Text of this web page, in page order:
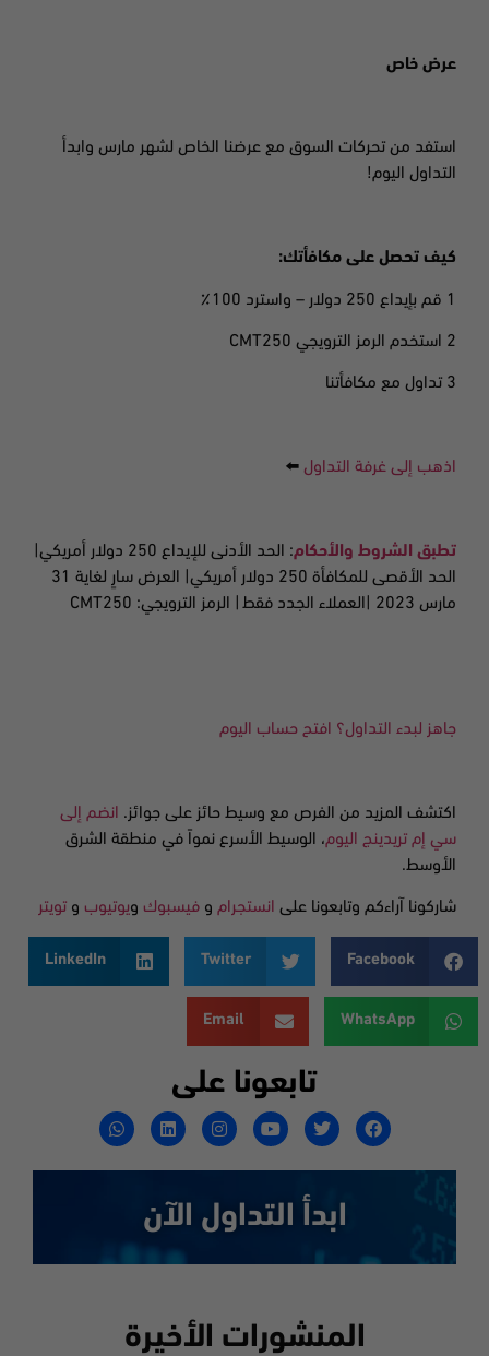
عرض خاص
استفد من تحركات السوق مع عرضنا الخاص لشهر مارس وابدأ
التداول اليوم!
كيف تحصل على مكافأتك:
1 قم بإيداع 250 دولار – واسترد 100٪
2 استخدم الرمز الترويجي CMT250
3 تداول مع مكافأتنا
اذهب إلى غرفة التداول ⬅️
تطبق الشروط والأحكام:
الحد الأدنى للإيداع 250 دولار أمريكي|
الحد الأقصى للمكافأة 2 50 دولار أمريكي| العرض سارٍ لغاية 31
مارس
العملاء الجدد فقط | الرمز الترويجي: CMT250
جاهز لبدء التداول؟ افتح حساب اليوم
اكتشف المزيد من الفرص مع وسيط حائز على جوائز.
انضم إلى
سي إم تريدينج اليوم، الوسيط الأسرع نمواً في منطقة الشرق
الأوسط.
شاركونا آراءكم وتابعونا على انستجرام و فيسبوك ويوتيوب و تويتر
Facebook
Twitter
LinkedIn
WhatsApp
Email
تابعونا على
ابدأ التداول الآن
المنشورات الأخيرة